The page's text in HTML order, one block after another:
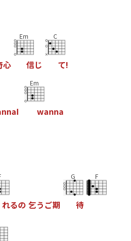
心
Em
信じ
C
て!
nnaI
Em
wanna
れるの 乞う ご期
G
待
F